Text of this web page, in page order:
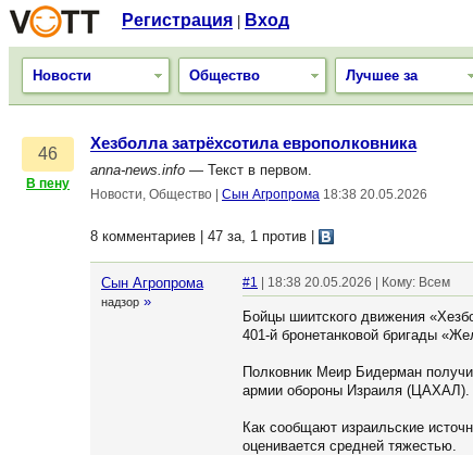
Регистрация Вход
Новости Общество Лучшее за
46
В пену
Хезболла затрёхсотила европолковника
anna-news.info — Текст в первом.
Новости, Общество Сын Агропрома 18:38 20.05.2026
8 комментариев | 47 за, 1 против
Сын Агропрома
надзор »
#1 | 18:38 20.05.2026 | Кому: Всем
Бойцы шиитского движения
401-й бронетанковой бригады
Полковник Меир Бидерман
армии обороны Израиля (ЦАХАЛ).
Как сообщают израильские
оценивается средней тяжестью.